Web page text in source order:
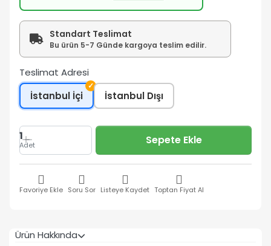
Standart Teslimat
Bu ürün 5-7 Günde kargoya teslim edilir.
Teslimat Adresi
İstanbul İçi
✓
İstanbul Dışı
1
Adet Sepete Ekle
Favoriye Ekle Soru Sor Listeye Kaydet Toptan Fiyat Al
Ürün Hakkında